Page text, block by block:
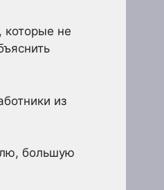
которые не
из
большую